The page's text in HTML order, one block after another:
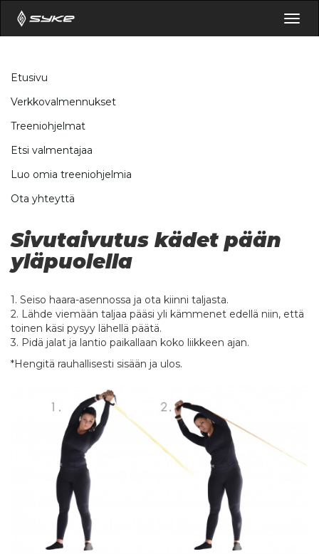
Etusivu
Verkkovalmennukset
Treeniohjelmat
Etsi valmentajaa
Luo omia treeniohjelmia
Ota yhteyttä
Sivutaivutus kädet pään
yläpuolella
1. Seiso haara-asennossa ja ota kiinni taljasta.
2. Lähde viemään taljaa pääsi yli kämmenet edellä niin, että
toinen käsi pysyy lähellä päätä.
3. Pidä jalat ja lantio paikallaan koko liikkeen ajan.
*Hengitä rauhallisesti sisään ja ulos.